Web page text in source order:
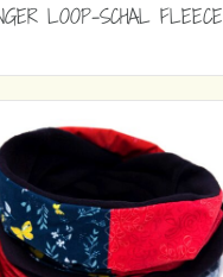
LOOP-SCHAL FLEECE